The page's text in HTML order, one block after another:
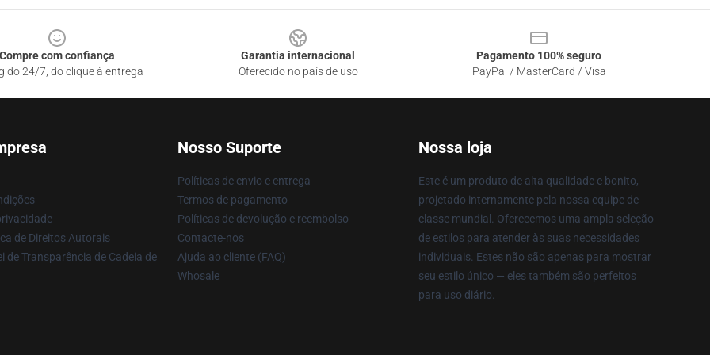
Compre com confiança
24/7, do clique à entrega
Garantia internacional
Oferecido no país de uso
Pagamento 100% seguro
PayPal / MasterCard / Visa
de Direitos Autorais
de Transparência de Cadeia de
Nosso Suporte
Políticas de envio e entrega
Termos de pagamento
Políticas de devolução e reembolso
Contacte-nos
Ajuda ao cliente (FAQ)
Whosale
Nossa loja
Este é um produto de alta qualidade e bonito,
projetado internamente pela nossa equipe de
classe mundial. Oferecemos uma ampla seleção
de estilos para atender às suas necessidades
individuais. Estes não são apenas para mostrar
seu estilo único — eles também são perfeitos
para uso diário.